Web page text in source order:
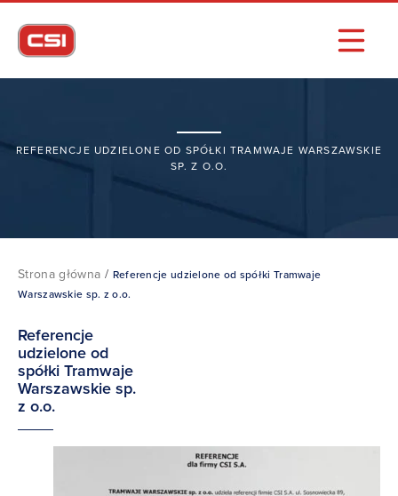
REFERENCJE UDZIELONE OD SPÓŁKI TRAMWAJE WARSZAWSKIE
SP. Z O.O.
Strona główna / Referencje udzielone od spółki Tramwaje
Warszawskie sp. z o.o.
Referencje
udzielone od
spółki Tramwaje
Warszawskie sp.
z o.o.